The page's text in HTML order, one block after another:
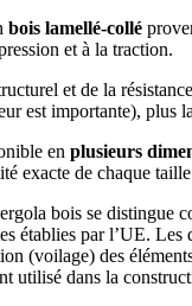
bois lamellé-collé
et à la traction.
et de la
est importante), plus
en plusieurs
exacte de chaque
bois se distingue
établies par l’UE.
(voilage) des
utilisé dans la